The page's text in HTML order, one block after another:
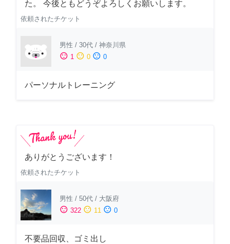
た。 今後ともどうぞよろしくお願いします。
依頼されたチケット
男性 / 30代 / 神奈川県
sentiment_satisfied 1 sentiment_neutral 0 sentiment_dissatisfied 0
パーソナルトレーニング
ありがとうございます！
依頼されたチケット
男性 / 50代 / 大阪府
sentiment_satisfied 322 sentiment_neutral 11 sentiment_dissatisfied 0
不要品回収、ゴミ出し